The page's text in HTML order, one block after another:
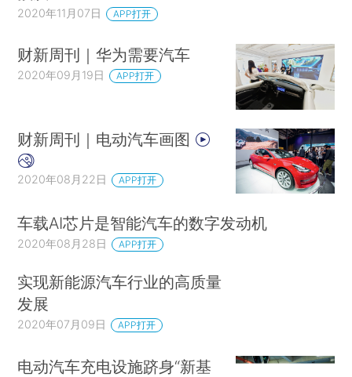
2020年11月07日 APP打开
财新周刊｜华为需要汽车
2020年09月19日 APP打开
财新周刊｜电动汽车画图
2020年08月22日 APP打开
车载AI芯片是智能汽车的数字发动机
2020年08月28日 APP打开
实现新能源汽车行业的高质量
发展
2020年07月09日 APP打开
电动汽车充电设施跻身“新基